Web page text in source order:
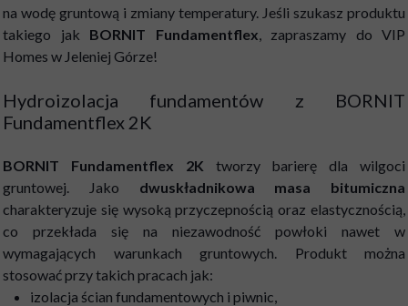
na wodę gruntową i zmiany temperatury. Jeśli szukasz produktu
takiego jak BORNIT Fundamentflex, zapraszamy do VIP
Homes w Jeleniej Górze!
Hydroizolacja fundamentów z BORNIT
Fundamentflex 2K
BORNIT Fundamentflex 2K tworzy barierę dla wilgoci
gruntowej. Jako dwuskładnikowa masa bitumiczna
charakteryzuje się wysoką przyczepnością oraz elastycznością,
co przekłada się na niezawodność powłoki nawet w
wymagających warunkach gruntowych. Produkt można
stosować przy takich pracach jak:
izolacja ścian fundamentowych i piwnic,